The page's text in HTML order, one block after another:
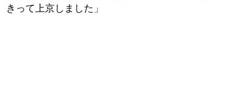
きって上京しました」